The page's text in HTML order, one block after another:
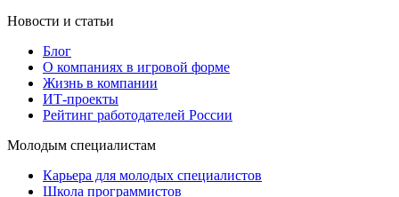
Новости и статьи
Блог
О компаниях в игровой форме
Жизнь в компании
ИТ-проекты
Рейтинг работодателей России
Молодым специалистам
Карьера для молодых специалистов
Школа программистов